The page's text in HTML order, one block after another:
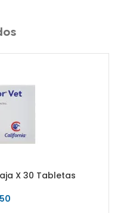
X 30 Tabletas